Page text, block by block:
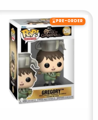
⌛PRE-ORDER